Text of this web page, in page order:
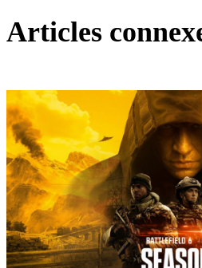
Articles